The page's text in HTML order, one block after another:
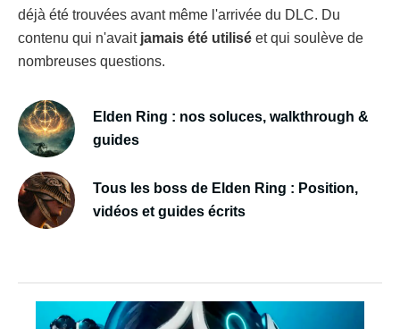
déjà été trouvées avant même l'arrivée du DLC. Du
contenu qui n'avait jamais été utilisé et qui soulève de
nombreuses questions.
Elden Ring : nos soluces, walkthrough &
guides
Tous les boss de Elden Ring : Position,
vidéos et guides écrits